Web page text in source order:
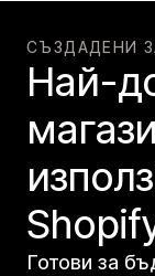
СЪЗДАДЕНИ
Най-
Готови за